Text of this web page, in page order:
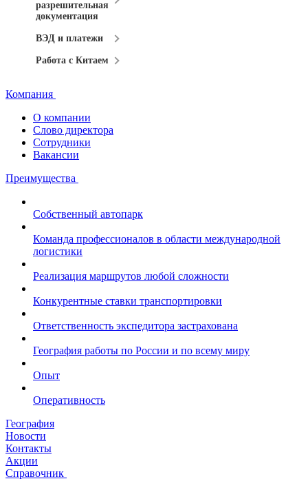
разрешительная
документация
ВЭД и платежи
Работа с Китаем
Компания
О компании
Слово директора
Сотрудники
Вакансии
Преимущества
Собственный автопарк
Команда профессионалов в области международной
логистики
Реализация маршрутов любой сложности
Конкурентные ставки транспортировки
Ответственность экспедитора застрахована
География работы по России и по всему миру
Опыт
Оперативность
География
Новости
Контакты
Акции
Справочник